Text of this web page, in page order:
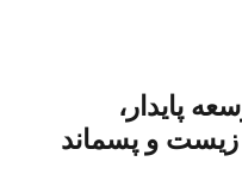
پایدار،
و پسماند